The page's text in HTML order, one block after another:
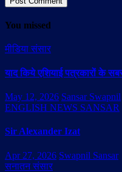
You missed
मीडिया संसार
याद किये एशियाई पत्रकारों के
May 12, 2026 Sansar Swapnil
ENGLISH NEWS SANSAR
Sir Alexander Izat
Apr 27, 2026 Swapnil Sansar
सनातन संसार